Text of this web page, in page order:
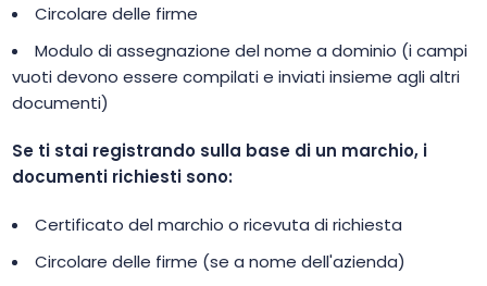
Circolare delle firme
Modulo di assegnazione del nome a dominio (i campi
vuoti devono essere compilati e inviati insieme agli altri
documenti)
Se ti stai registrando sulla base di un marchio, i
documenti richiesti sono:
Certificato del marchio o ricevuta di richiesta
Circolare delle firme (se a nome dell'azienda)